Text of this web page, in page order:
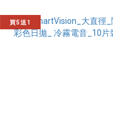
買5送1